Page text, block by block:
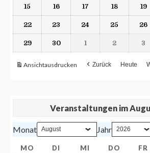
15 16 17 18 19
22 23 24 25 26
29 30 1 2 3
Ansichtausdrucken Zurück Heute
Veranstaltungen im
Monat Jahr
MO DI MI DO FR